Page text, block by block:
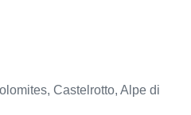
Castelrotto, Alpe di